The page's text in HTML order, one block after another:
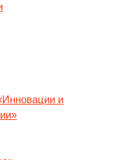
и